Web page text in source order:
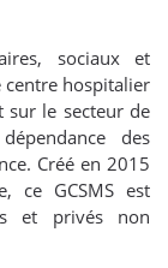
sociaux et
centre hospitalier
sur le secteur de
des
Créé en 2015
ce GCSMS est
et privés non